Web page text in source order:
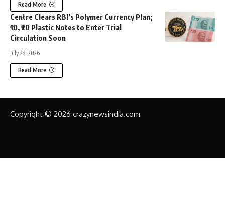
Read More
Centre Clears RBI’s Polymer Currency Plan;
₹10, ₹20 Plastic Notes to Enter Trial
Circulation Soon
July 28, 2026
Read More
Copyright © 2026 crazynewsindia.com